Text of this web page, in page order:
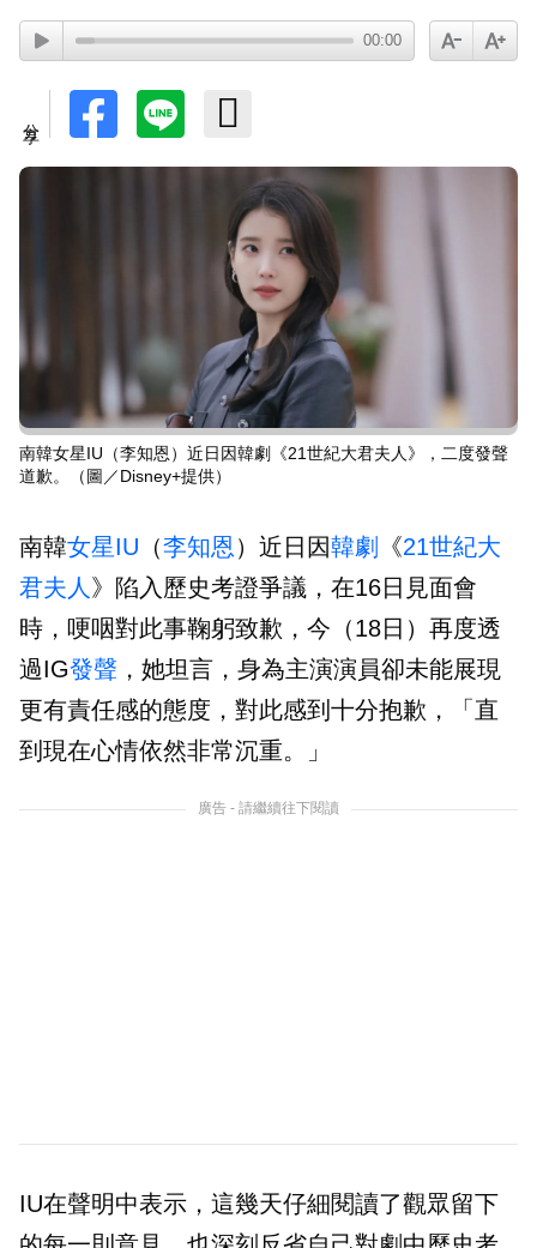
00:00
南韓女星IU（李知恩）近日因韓劇《21世紀大君夫人》，二度發聲
道歉。（圖／Disney+提供）
南韓女星IU （李知恩 ）近日因韓劇 《21世紀大
君夫人 》陷入歷史考證爭議，在16日見面會
時，哽咽對此事鞠躬致歉，今（18日）再度透
過IG發聲 ，她坦言，身為主演演員卻未能展現
更有責任感的態度，對此感到十分抱歉，「直
到現在心情依然非常沉重。」
廣告 - 請繼續往下閱讀
IU在聲明中表示，這幾天仔細閱讀了觀眾留下